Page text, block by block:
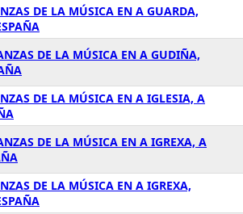
DE LA MÚSICA EN A GUARDA,
DE LA MÚSICA EN A GUDIÑA,
DE LA MÚSICA EN A IGLESIA, A
DE LA MÚSICA EN A IGREXA, A
DE LA MÚSICA EN A IGREXA,